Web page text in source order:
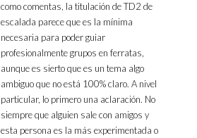
como comentas, la titulación de TD2 de
escalada parece que es la mínima
necesaria para poder guiar
profesionalmente grupos en ferratas,
aunque es sierto que es un tema algo
ambiguo que no está 100% claro. A nivel
particular, lo primero una aclaración. No
siempre que alguien sale con amigos y
esta persona es la más experimentada o